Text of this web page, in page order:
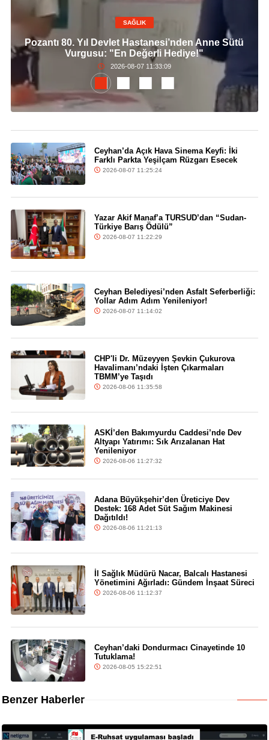
SAĞLIK
Pozantı 80. Yıl Devlet Hastanesi’nden Anne Sütü
Vurgusu: "En Değerli Hediye!"
2026-08-07 11:33:09
Ceyhan’da Açık Hava Sinema Keyfi: İki
Farklı Parkta Yeşilçam Rüzgarı Esecek
2026-08-07 11:25:24
Yazar Akif Manaf’a TURSUD’dan “Sudan-
Türkiye Barış Ödülü”
2026-08-07 11:22:29
Ceyhan Belediyesi’nden Asfalt Seferberliği:
Yollar Adım Adım Yenileniyor!
2026-08-07 11:14:02
CHP'li Dr. Müzeyyen Şevkin Çukurova
Havalimanı’ndaki İşten Çıkarmaları
TBMM’ye Taşıdı
2026-08-06 11:35:58
ASKİ’den Bakımyurdu Caddesi’nde Dev
Altyapı Yatırımı: Sık Arızalanan Hat
Yenileniyor
2026-08-06 11:27:32
Adana Büyükşehir’den Üreticiye Dev
Destek: 168 Adet Süt Sağım Makinesi
Dağıtıldı!
2026-08-06 11:21:13
İl Sağlık Müdürü Nacar, Balcalı Hastanesi
Yönetimini Ağırladı: Gündem İnşaat Süreci
2026-08-06 11:12:37
Ceyhan’daki Dondurmacı Cinayetinde 10
Tutuklama!
2026-08-05 15:22:51
Benzer Haberler